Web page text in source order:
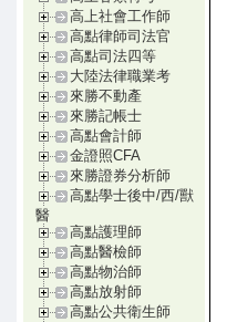
高上社會工作師
高點律師司法官
高點司法四等
大陸法律職業考
來勝不動產
來勝記帳士
高點會計師
金證照CFA
來勝證券分析師
高點學士後中/西/獸
醫
高點護理師
高點醫檢師
高點物治師
高點放射師
高點公共衛生師